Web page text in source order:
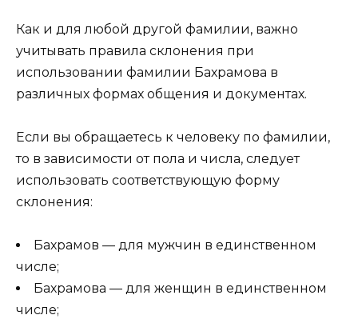
Как и для любой другой фамилии, важно
учитывать правила склонения при
использовании фамилии Бахрамова в
различных формах общения и документах.
Если вы обращаетесь к человеку по фамилии,
то в зависимости от пола и числа, следует
использовать соответствующую форму
склонения:
Бахрамов — для мужчин в единственном
числе;
Бахрамова — для женщин в единственном
числе;